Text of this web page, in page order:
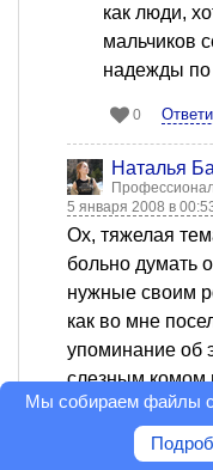
как люди,
мальчиков
надежды по
0
Наталья
5 января 2008 в
Ох, тяжелая
больно думать
нужные своим
как во мне
упоминание об
слезным комом
подобные
максимально
- нужно, чтобы
Мы собираем файлы